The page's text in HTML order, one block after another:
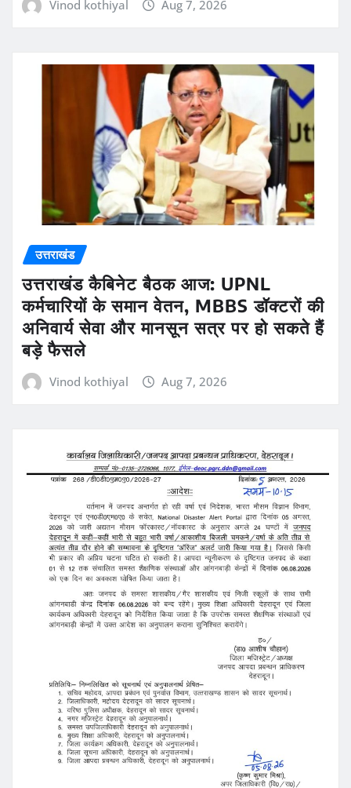
Vinod kothiyal Aug 7, 2026
उत्तराखंड
उत्तराखंड कैबिनेट बैठक आज: UPNL
कर्मचारियों के समान वेतन, MBBS डॉक्टरों की
अनिवार्य सेवा और मानसून सत्र पर हो सकते हैं
बड़े फैसले
Vinod kothiyal Aug 7, 2026